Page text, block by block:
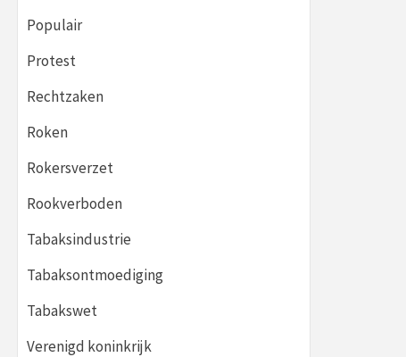
Populair
Protest
Rechtzaken
Roken
Rokersverzet
Rookverboden
Tabaksindustrie
Tabaksontmoediging
Tabakswet
Verenigd koninkrijk